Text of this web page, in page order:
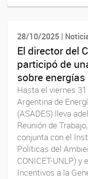
28/10/2025 |
El director del
participó de
sobre
Hasta el viernes
Argentina de
(ASADES) lleva
Reunión de
conjunta con el
Políticas del
CONICET-UNLP)
Incentivos a la